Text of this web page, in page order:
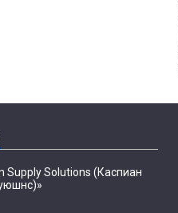
Supply Solutions (Каспиан